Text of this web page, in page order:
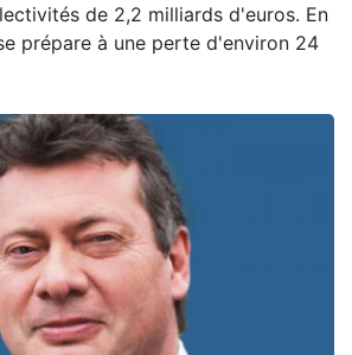
de 2,2 milliards d'euros. En
prépare à une perte d'environ 24